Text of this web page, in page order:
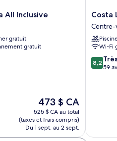
All Inclusive
gratuit
gratuit
Le
prix
est
de
473 $ CA
473 $ CA
525 $ CA au total
(taxes et frais compris)
Du 1 sept. au 2 sept.
Costa
Luvi
Hotel
Centre-
ville
de
Bodrum
Costa
Centre-
Wi-Fi
8.2
sur
8,2
59